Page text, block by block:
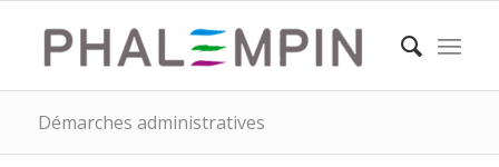
Démarches administratives